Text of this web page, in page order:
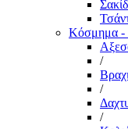
Κόσμημα -
/
/
/